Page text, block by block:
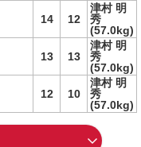
14 12
津村 明
秀
(57.0kg)
13 13
津村 明
秀
(57.0kg)
12 10
津村 明
秀
(57.0kg)